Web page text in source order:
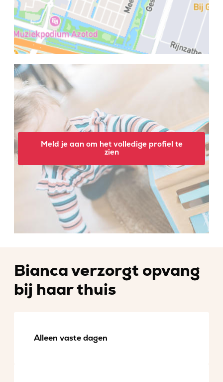
Meld je aan om het volledige profiel te
zien
Bianca verzorgt opvang
bij haar thuis
Alleen vaste dagen